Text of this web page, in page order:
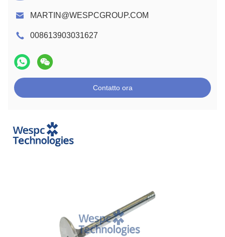
MARTIN@WESPCGROUP.COM
008613903031627
Contatto ora